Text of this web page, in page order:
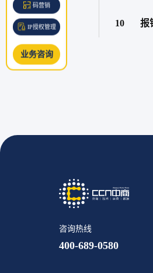
10 报
咨询热线
400-689-0580
码营销
IP授权管理
业务咨询